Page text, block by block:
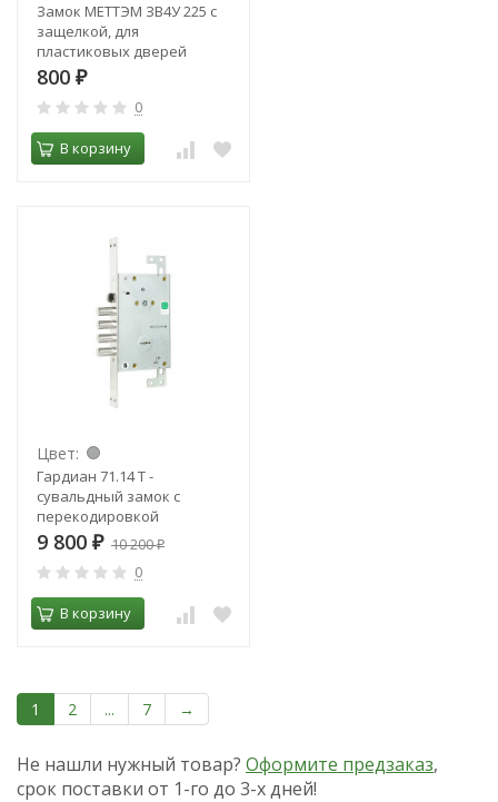
Замок МЕТТЭМ ЗВ4У 225 с
защелкой, для
пластиковых дверей
800 ₽
0
В корзину
Цвет:
Гардиан 71.14 Т -
сувальдный замок с
перекодировкой
9 800 ₽ 10 200₽
0
В корзину
1 2 ... 7 →
Не нашли нужный товар? Оформите предзаказ,
срок поставки от 1-го до 3-х дней!